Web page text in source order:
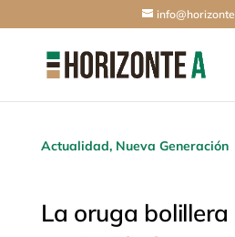
Actualidad, Nueva Generación
La oruga